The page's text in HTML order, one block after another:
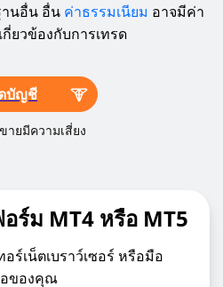
นอื่น อื่น ค่าธรรมเนียม อาจมีค่า
ยวข้องกับการเทรด
บัญชี
ายมีความเสี่ยง
ร์ม MT4 หรือ MT5
ร์เน็ตเบราว์เซอร์ หรือมือ
ของคุณ